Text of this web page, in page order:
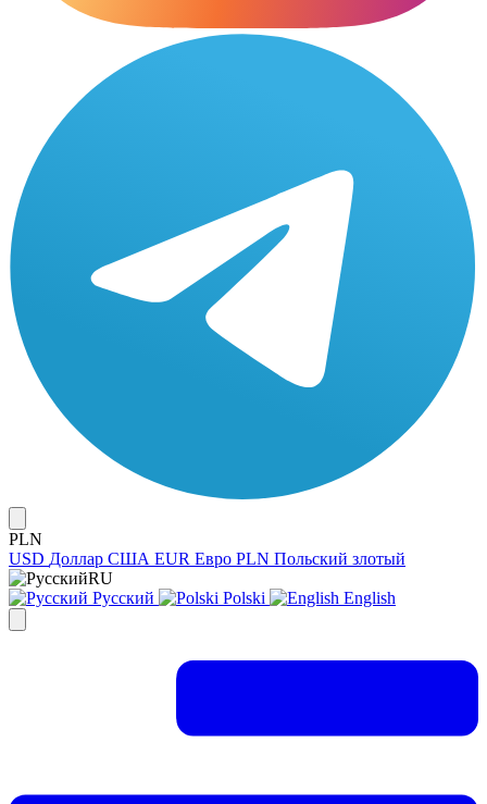
PLN
USD Доллар США EUR Евро PLN Польский злотый
RU
Русский
Polski English